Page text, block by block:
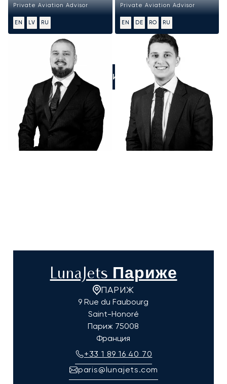
Private Aviation Advisor
EN LV RU
Private Aviation Advisor
EN DE RO RU
ПОЗВОНИТЕ НАМ
LunaJets Париже
ПАРИЖ
9 Rue du Faubourg
Saint-Honoré
Париж 75008
Франция
+33 1 89 16 40 70
paris@lunajets.com